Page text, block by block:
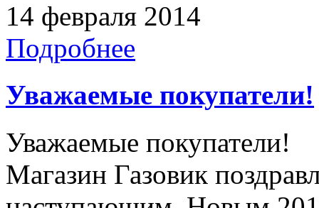
14 февраля 2014
Подробнее
Уважаемые покупатели!
Уважаемые покупатели!
Магазин Газовик